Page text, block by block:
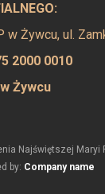
w Żywcu, ul.
2000 0010
Żywcu
Najświętszej Maryi
by: Company name